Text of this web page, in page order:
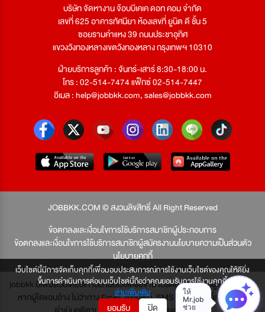
เว็บไซต์นี้มีการจัดเก็บคุกกี้เพื่อมอบประสบการณ์การใช้งานเว็บไซต์ของคุณให้ดียิ่ง
ขึ้นการดำเนินการต่อบนเว็บไซต์นี้ถือว่าคุณยอมรับการใช้งานคุกกี้
อ่านเพิ่มเติม
ยอมรับ ปิด
บริษัท จัดหางาน จ๊อบบีเคเค ดอท คอม จำกัด
เลขที่ 625 อาคารทัศนียา ห้องเลขที่ ยูนิต ดี ชั้น 5
ซอยรามคำแหง 39 ถนนประชาอุทิศ
แขวงวังทองหลางเขตวังทองหลาง กรุงเทพฯ 10310
ฝ่ายบริการลูกค้า : จันทร์-เสาร์ 8:30-18:00 น.
โทร : 02-514-7474 แฟ็กซ์ 02-514-7447
อีเมล :help@jobbkk.com,sales@jobbkk.com
JOBBKK.COM © สงวนลิขสิทธิ์ All Right Reserved
ข้อตกลงและเงื่อนไขการใช้บริการสมาชิกผู้ประกอบการ
ข้อตกลงและเงื่อนไขการใช้บริการสมาชิกผู้สมัครงานนโยบายความเป็นส่วนตัว
นโยบายคุกกี้
jobbkk มีเพียงเว็บเดียวเท่านั้น ไม่มีเว็บเครือข่าย โปรดอย่าหลงเชื่อผู้แอบอ้าง และ
หากผู้ใดแอบอ้าง ไม่ว่าทาง Email, โทรศัพท์, SMS หรือทางใดก็ตาม จะถูก